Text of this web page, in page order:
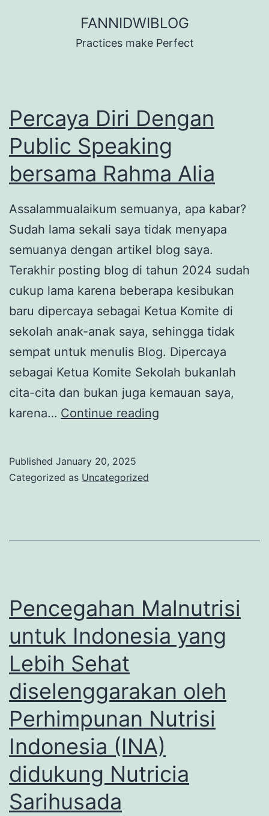
FANNIDWIBLOG
Practices make Perfect
Percaya Diri Dengan
Public Speaking
bersama Rahma Alia
Assalammualaikum semuanya, apa kabar?
Sudah lama sekali saya tidak menyapa
semuanya dengan artikel blog saya.
Terakhir posting blog di tahun 2024 sudah
cukup lama karena beberapa kesibukan
baru dipercaya sebagai Ketua Komite di
sekolah anak-anak saya, sehingga tidak
sempat untuk menulis Blog. Dipercaya
sebagai Ketua Komite Sekolah bukanlah
cita-cita dan bukan juga kemauan saya,
karena… Continue reading
Published January 20, 2025
Categorized as Uncategorized
Pencegahan Malnutrisi
untuk Indonesia yang
Lebih Sehat
diselenggarakan oleh
Perhimpunan Nutrisi
Indonesia (INA)
didukung Nutricia
Sarihusada